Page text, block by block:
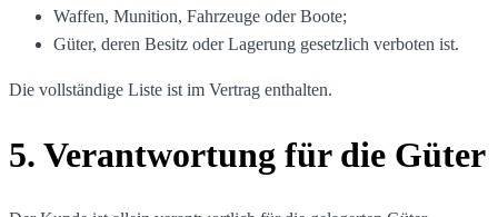
Waffen, Munition, Fahrzeuge oder Boote;
Güter, deren Besitz oder Lagerung gesetzlich verboten ist.
Die vollständige Liste ist im Vertrag enthalten.
5. Verantwortung für die Güter